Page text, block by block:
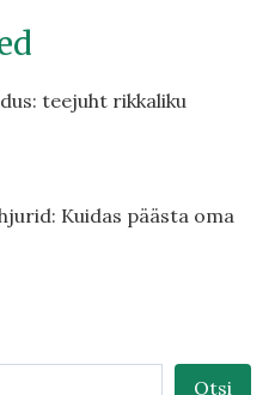
teejuht rikkaliku
Kuidas päästa oma
Otsi